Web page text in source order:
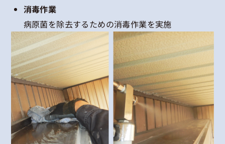
消毒作業
病原菌を除去するための消毒作業を実施